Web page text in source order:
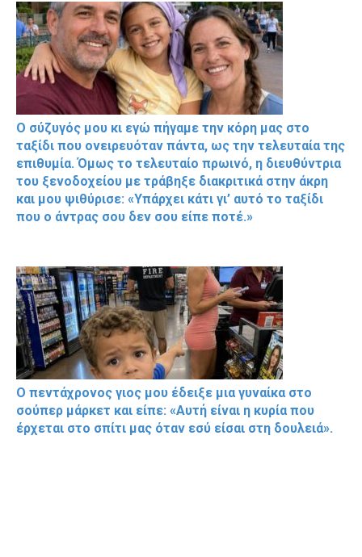
Ο σύζυγός μου κι εγώ πήγαμε την κόρη μας στο
ταξίδι που ονειρευόταν πάντα, ως την τελευταία της
επιθυμία. Όμως το τελευταίο πρωινό, η διευθύντρια
του ξενοδοχείου με τράβηξε διακριτικά στην άκρη
και μου ψιθύρισε: «Υπάρχει κάτι γι’ αυτό το ταξίδι
που ο άντρας σου δεν σου είπε ποτέ.»
Ο πεντάχρονος γιος μου έδειξε μια γυναίκα στο
σούπερ μάρκετ και είπε: «Αυτή είναι η κυρία που
έρχεται στο σπίτι μας όταν εσύ είσαι στη δουλειά».